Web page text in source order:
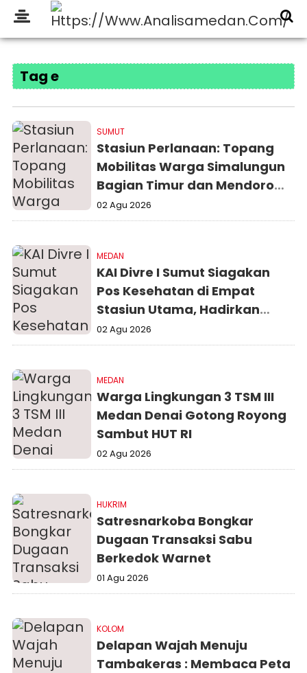
Tag e
SUMUT
Stasiun Perlanaan: Topang
Mobilitas Warga Simalungun
Bagian Timur dan Mendorong
Roda Ekonomi
02 Agu 2026
MEDAN
KAI Divre I Sumut Siagakan
Pos Kesehatan di Empat
Stasiun Utama, Hadirkan
Perjalanan Kereta Api yang
Aman dan Nyaman
02 Agu 2026
MEDAN
Warga Lingkungan 3 TSM III
Medan Denai Gotong Royong
Sambut HUT RI
02 Agu 2026
HUKRIM
Satresnarkoba Bongkar
Dugaan Transaksi Sabu
Berkedok Warnet
01 Agu 2026
KOLOM
Delapan Wajah Menuju
Tambakeras : Membaca Peta